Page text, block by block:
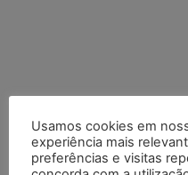
Composição da taxa de
Usamos cookies em
experiência mais
preferências e visitas